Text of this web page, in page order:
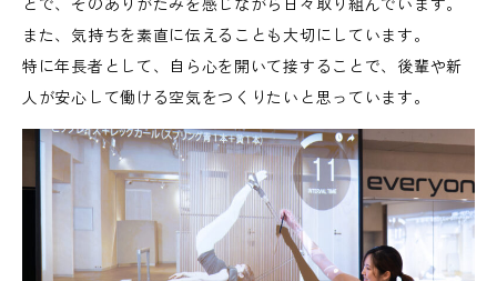
また、気持ちを素直に伝えることも大切にしています。
特に年長者として、自ら心を開いて接することで、後輩や新
人が安心して働ける空気をつくりたいと思っています。